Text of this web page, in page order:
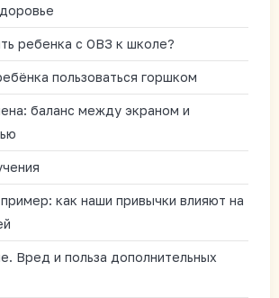
ребенка с ОВЗ к школе?
пользоваться горшком
баланс между экраном и
как наши привычки влияют на
Вред и польза дополнительных